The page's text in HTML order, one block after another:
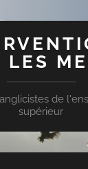
LES
de
supérieur